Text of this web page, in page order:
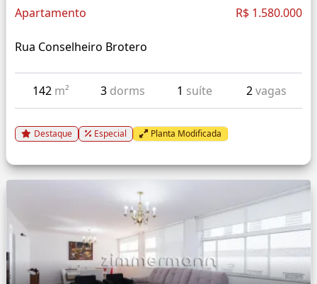
Apartamento R$ 1.580.000
Rua Conselheiro Brotero
142 m² 3 dorms 1 suíte 2vagas
Destaque Especial Planta Modificada